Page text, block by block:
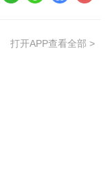
打开APP查看全部 >